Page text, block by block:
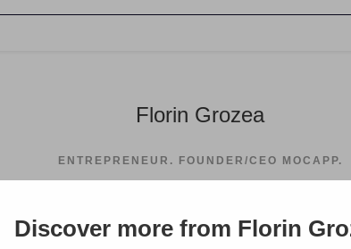
Florin Grozea
ENTREPRENEUR. FOUNDER/CEO MOCAPP.
Discover more from Florin